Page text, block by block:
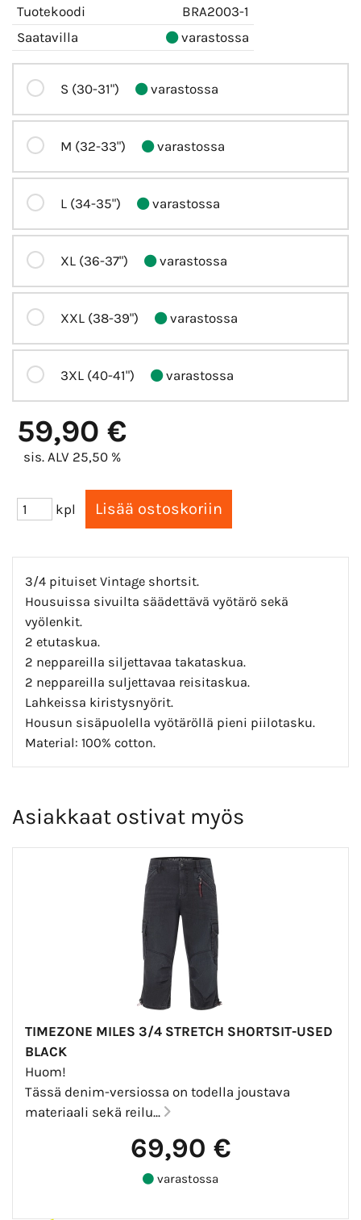
Tuotekoodi
BRA2003-1
Saatavilla
varastossa
S (30-31") varastossa
M (32-33") varastossa
L (34-35") varastossa
XL (36-37") varastossa
XXL (38-39") varastossa
3XL (40-41") varastossa
59,90 €
sis. ALV 25,50 %
kpl
3/4 pituiset Vintage shortsit.
Housuissa sivuilta säädettävä vyötärö sekä
vyölenkit.
2 etutaskua.
2 neppareilla siljettavaa takataskua.
2 neppareilla suljettavaa reisitaskua.
Lahkeissa kiristysnyörit.
Housun sisäpuolella vyötäröllä pieni piilotasku.
Material: 100% cotton.
Asiakkaat ostivat myös
TIMEZONE MILES 3/4 STRETCH SHORTSIT-USED
BLACK
Huom!
Tässä denim-versiossa on todella joustava
materiaali sekä reilu...
69,90 €
varastossa